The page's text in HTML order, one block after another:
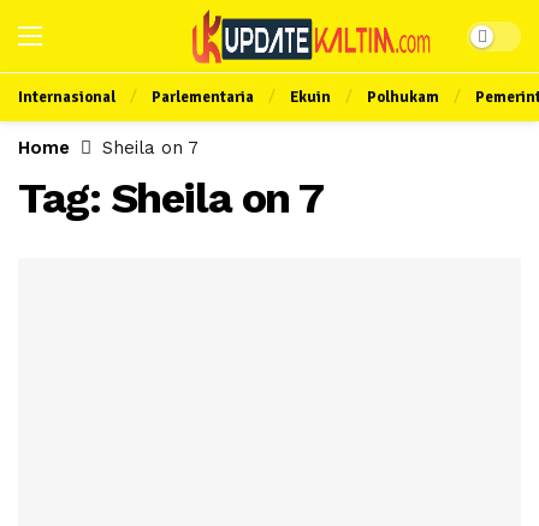
Internasional Parlementaria Ekuin Polhukam
Home Sheila on 7
Tag: Sheila on 7